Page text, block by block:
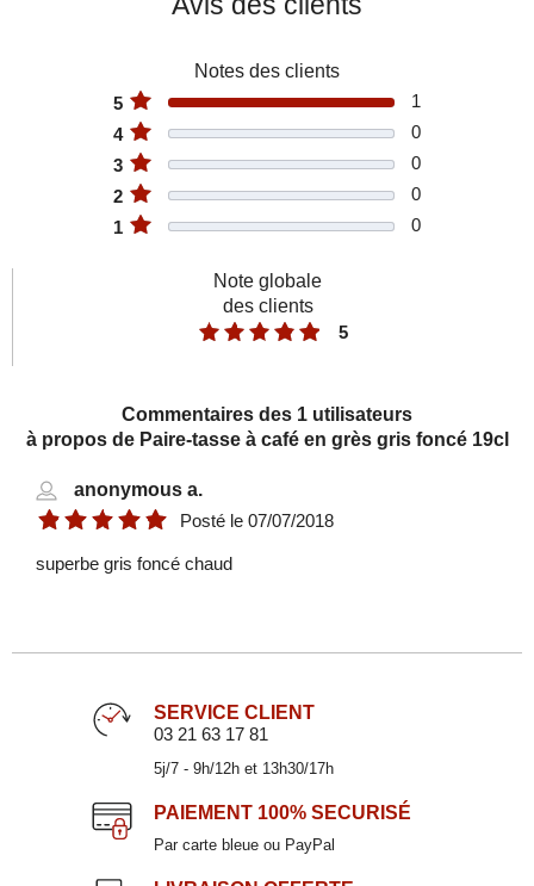
Bol en grès ficelle 15cm
8,90 €
Assiette dessert en grès ficelle 21cm
Notes des clients
5
1
4
0
3
0
2
0
1
0
Note globale
des clients
5
Commentaires des 1 utilisateurs
à propos de Paire-tasse à café en grès gris foncé 19cl
anonymous a.
Posté le07/07/2018
superbe gris foncé chaud
SERVICE CLIENT
03 21 63 17 81
5j/7 - 9h/12h et 13h30/17h
PAIEMENT 100% SECURISÉ
Par carte bleue ou PayPal